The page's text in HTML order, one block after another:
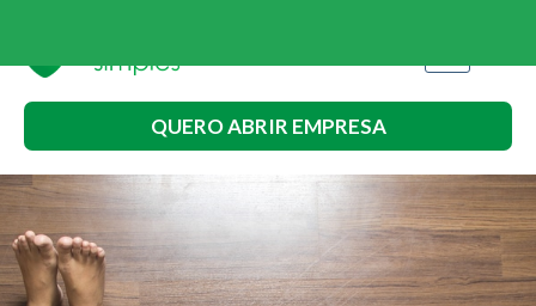
QUERO ABRIR EMPRESA